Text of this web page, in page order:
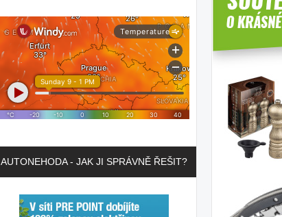
AUTONEHODA - JAK JI SPRÁVNĚ ŘEŠIT?